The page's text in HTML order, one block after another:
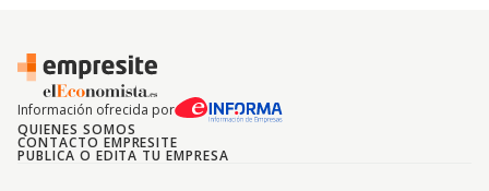
Información ofrecida por
QUIENES SOMOS
CONTACTO EMPRESITE
PUBLICA O EDITA TU EMPRESA